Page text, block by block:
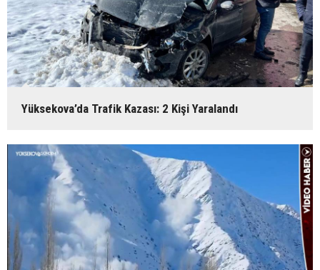
Yüksekova’da Trafik Kazası: 2 Kişi Yaralandı